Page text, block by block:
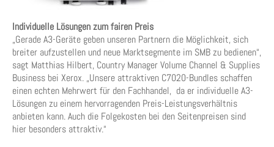
Individuelle Lösungen zum fairen Preis
„Gerade A3-Geräte geben unseren Partnern die Möglichkeit, sich
breiter aufzustellen und neue Marktsegmente im SMB zu bedienen“,
sagt Matthias Hilbert, Country Manager Volume Channel & Supplies
Business bei Xerox. „Unsere attraktiven C7020-Bundles schaffen
einen echten Mehrwert für den Fachhandel, da er individuelle A3-
Lösungen zu einem hervorragenden Preis-Leistungsverhältnis
anbieten kann. Auch die Folgekosten bei den Seitenpreisen sind
hier besonders attraktiv.“